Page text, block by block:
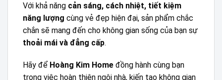
Với khả năng cản sáng, cách nhiệt, tiết kiệm
năng lượng cùng vẻ đẹp hiện đại, sản phẩm chắc
chắn sẽ mang đến cho không gian sống của bạn sự
thoải mái và đẳng cấp.
Hãy để Hoàng Kim Home đồng hành cùng bạn
trong việc hoàn thiện ngôi nhà, kiến tạo không gian